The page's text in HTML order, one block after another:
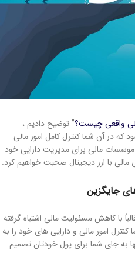
واقعی چیست؟” توضیح دادیم ،
که در آن شما کنترل کامل امور مالی
مالی برای مدیریت دارایی خود
مالی با ارز دیجیتال صحبت خواهیم کرد.
جایگزین
با کاهش مسئولیت مالی اشتباه گرفته
امور مالی و دارایی های خود را به
به جای شما برای پول خودتان تصمیم